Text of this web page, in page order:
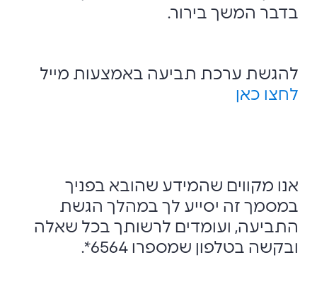
בדבר המשך בירור.
להגשת ערכת תביעה באמצעות מייל
לחצו כאן
אנו מקווים שהמידע שהובא בפניך
במסמך זה יסייע לך במהלך הגשת
התביעה, ועומדים לרשותך בכל שאלה
ובקשה בטלפון שמספרו 6564*.